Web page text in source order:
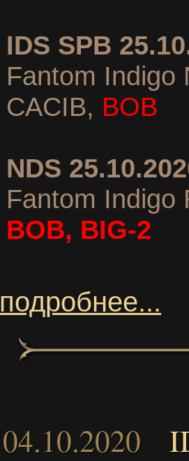
IDS SPB
Fantom Indigo
CACIB, BOB
NDS
Fantom Indigo
BOВ, BIG-2
подробнее...
04.10.2020